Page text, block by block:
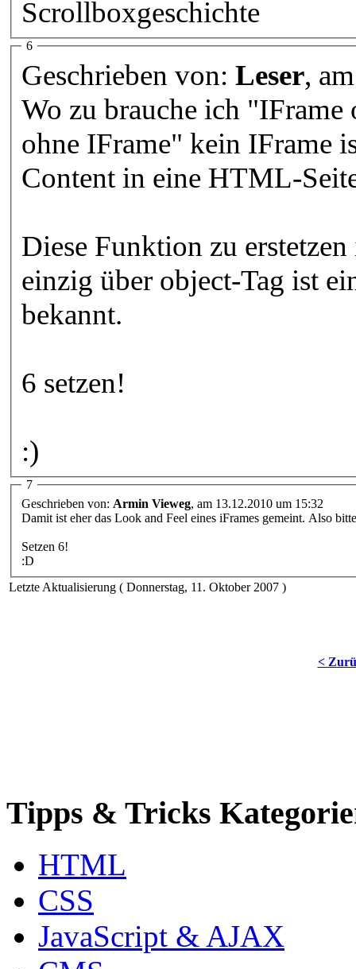
Scrollboxgeschichte
6
Geschrieben von: Leser,
Wo zu brauche ich
ohne IFrame" kein IFrame
Content in eine HTML-
Diese Funktion zu
einzig über object-Tag ist
bekannt.
6 setzen!
:)
7
Geschrieben von: Armin Vieweg, am 13.12.2010 um 15:32
Damit ist eher das Look and Feel eines iFrames gemeint. Also
Setzen 6!
:D
Letzte Aktualisierung ( Donnerstag, 11. Oktober 2007 )
<
Tipps & Tricks
HTML
CSS
JavaScript & AJAX